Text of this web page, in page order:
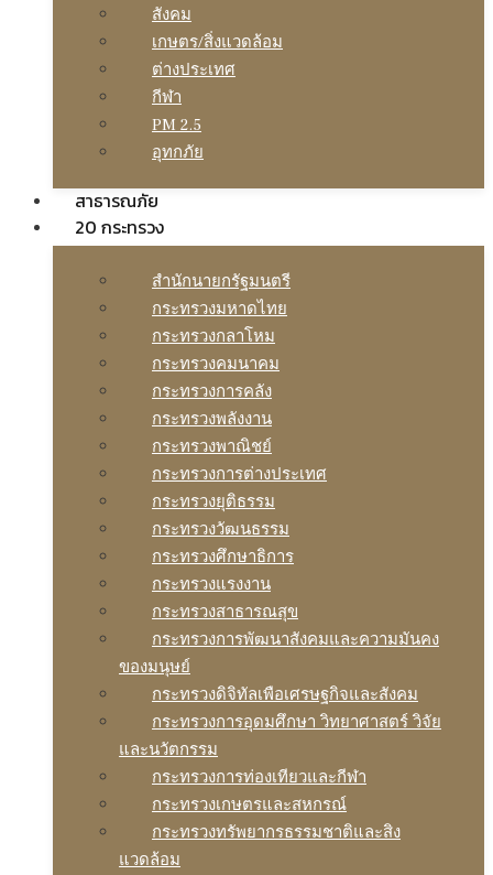
สังคม
เกษตร/สิ่งแวดล้อม
ต่างประเทศ
กีฬา
PM 2.5
อุทกภัย
สาธารณภัย
20 กระทรวง
สํานักนายกรัฐมนตรี
กระทรวงมหาดไทย
กระทรวงกลาโหม
กระทรวงคมนาคม
กระทรวงการคลัง
กระทรวงพลังงาน
กระทรวงพาณิชย์
กระทรวงการต่างประเทศ
กระทรวงยุติธรรม
กระทรวงวัฒนธรรม
กระทรวงศึกษาธิการ
กระทรวงแรงงาน
กระทรวงสาธารณสุข
กระทรวงการพัฒนาสังคมและความมันคง
ของมนุษย์
กระทรวงดิจิทัลเพือเศรษฐกิจและสังคม
กระทรวงการอุดมศึกษา วิทยาศาสตร์ วิจัย
และนวัตกรรม
กระทรวงการท่องเทียวและกีฬา
กระทรวงเกษตรและสหกรณ์
กระทรวงทรัพยากรธรรมชาติและสิง
แวดล้อม